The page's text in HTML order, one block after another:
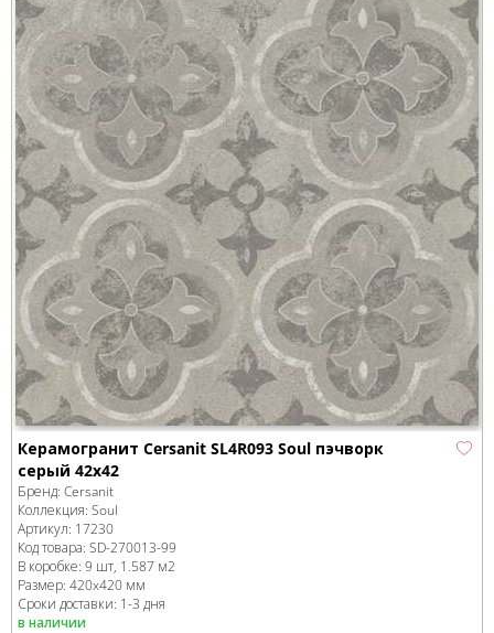
Керамогранит Cersanit SL4R093 Soul пэчворк
серый 42x42
Бренд: Cersanit
Коллекция: Soul
Артикул: 17230
Код товара: SD-270013-99
В коробке: 9 шт, 1.587 м2
Размер: 420x420 мм
Сроки доставки: 1-3 дня
в наличии